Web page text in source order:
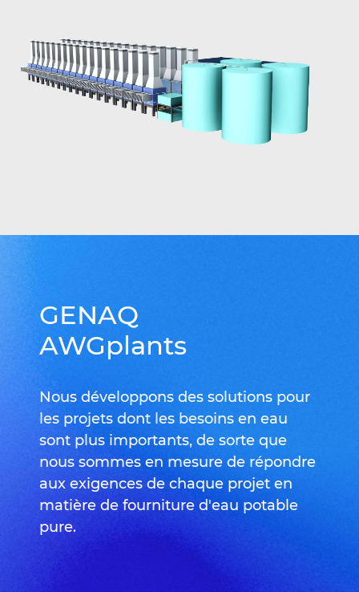
GENAQ
AWGplants
Nous développons des solutions pour
les projets dont les besoins en eau
sont plus importants, de sorte que
nous sommes en mesure de répondre
aux exigences de chaque projet en
matière de fourniture d'eau potable
pure.